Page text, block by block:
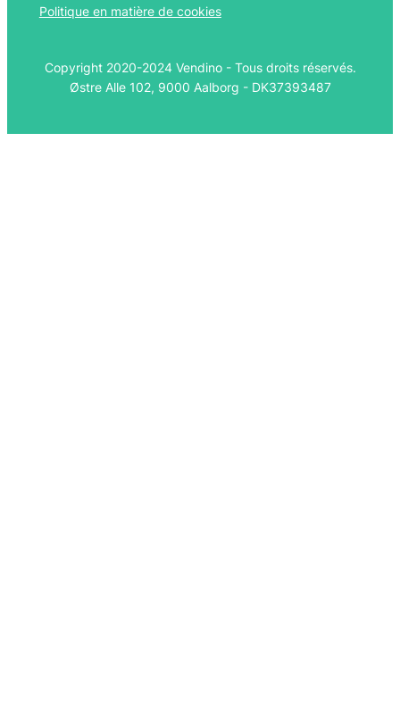
Politique en matière de cookies
Copyright 2020-2024 Vendino - Tous droits réservés.
Østre Alle 102, 9000 Aalborg - DK37393487